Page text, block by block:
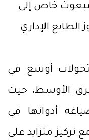
خاص إلى
الإداري
تحولات أوسع في
الأوسط، حيث
أدواتها في
تركيز متزايد على